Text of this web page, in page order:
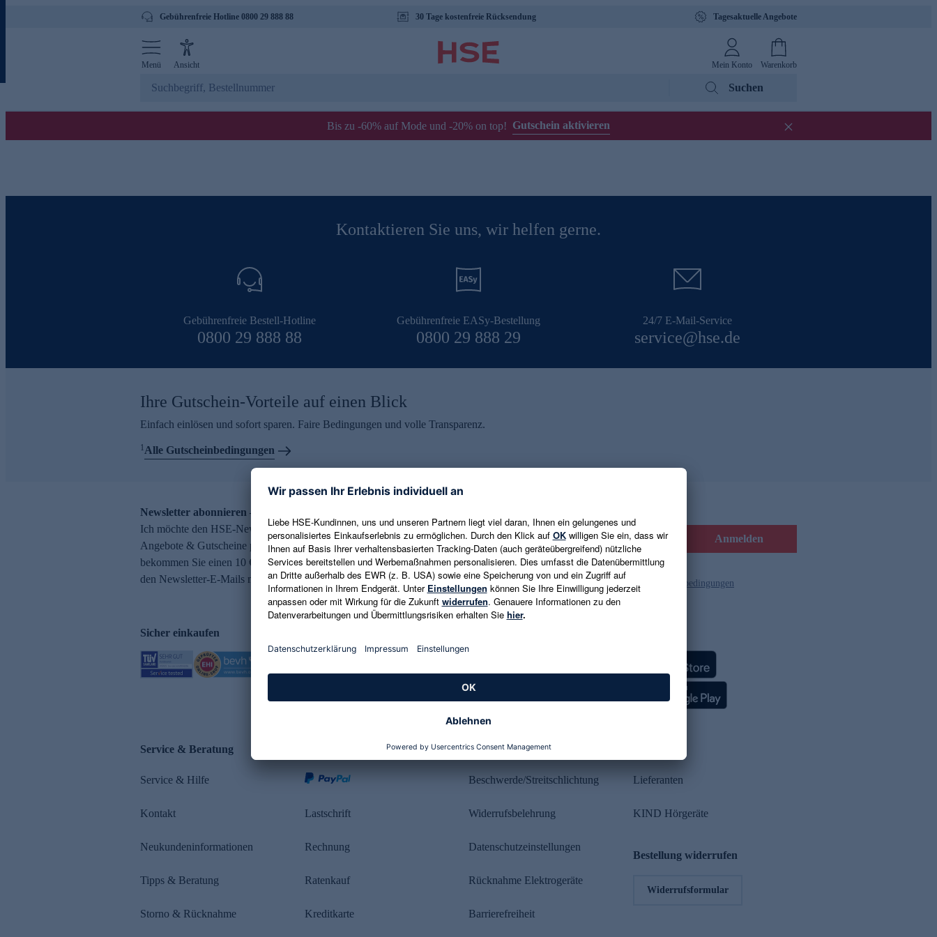
Gebührenfreie Hotline 0800 29 888 88 30 Tage kostenfreie Rücksendung Tagesaktuelle Angebote
Menü Ansicht Mein Konto Warenkorb
Suchen
Bis zu -60% auf Mode und -20% on top! Gutschein aktivieren
Kontaktieren Sie uns, wir helfen gerne.
Gebührenfreie Bestell-Hotline
0800 29 888 88
Gebührenfreie EASy-Bestellung
0800 29 888 29
24/7 E-Mail-Service
service@hse.de
Ihre Gutschein-Vorteile auf einen Blick
Einfach einlösen und sofort sparen. Faire Bedingungen und volle Transparenz.
1Alle Gutscheinbedingungen
Newsletter abonnieren – 10 € Gutschein erhalten
Ich möchte den HSE-Newsletter abonnieren und aktuelle Trends,
Angebote & Gutscheine per E-Mail erhalten. Als Dankeschön
bekommen Sie einen 10 € Gutschein. Eine Abmeldung ist jederzeit in
den Newsletter-E-Mails möglich.
E-Mail-Adresse eingeben Anmelden
Es gelten die Datenschutzrichtlinien und die Gutscheinbedingungen
Sicher einkaufen
Service & Beratung
Service & Hilfe
Kontakt
Neukundeninformationen
Tipps & Beratung
Storno & Rücknahme
Lastschrift
Rechnung
Ratenkauf
Kreditkarte
Rechtliches
Beschwerde/Streitschlichtung
Widerrufsbelehrung
Datenschutzeinstellungen
Rücknahme Elektrogeräte
Barrierefreiheit
Lieferanten
KIND Hörgeräte
Bestellung widerrufen
Widerrufsformular